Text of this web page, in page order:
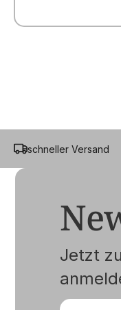
schneller Versand
Jetzt